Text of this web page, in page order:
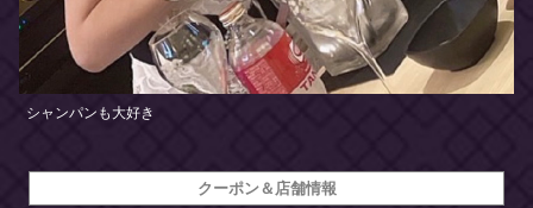
シャンパンも大好き
クーポン＆店舗情報